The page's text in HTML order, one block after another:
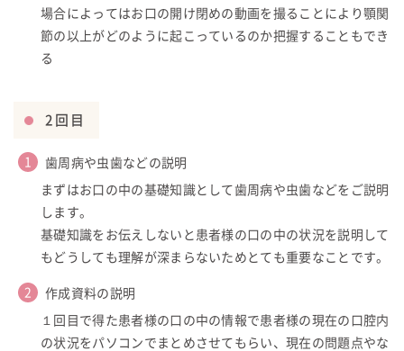
場合によってはお口の開け閉めの動画を撮ることにより顎関
節の以上がどのように起こっているのか把握することもでき
る
2回目
歯周病や虫歯などの説明
まずはお口の中の基礎知識として歯周病や虫歯などをご説明
します。
基礎知識をお伝えしないと患者様の口の中の状況を説明して
もどうしても理解が深まらないためとても重要なことです。
作成資料の説明
１回目で得た患者様の口の中の情報で患者様の現在の口腔内
の状況をパソコンでまとめさせてもらい、現在の問題点やな